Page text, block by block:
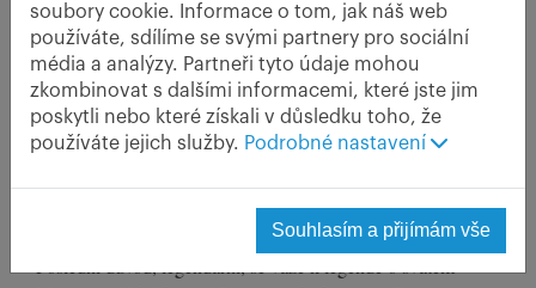
Poslední důvod, legendární, se váže k legendě o svatém
soubory cookie. Informace o tom, jak náš web
používáte, sdílíme se svými partnery pro sociální
média a analýzy. Partneři tyto údaje mohou
zkombinovat s dalšími informacemi, které jste jim
poskytli nebo které získali v důsledku toho, že
používáte jejich služby. Podrobné nastavení
Souhlasím a přijímám vše